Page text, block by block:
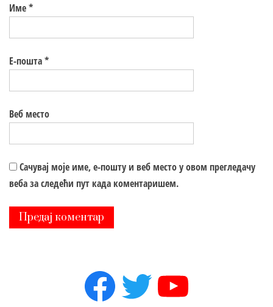
Име*
Е-пошта*
Веб место
Сачувај моје име, е-пошту и веб место у овом прегледачу
веба за следећи пут када коментаришем.
Facebook
TwitterYouTube